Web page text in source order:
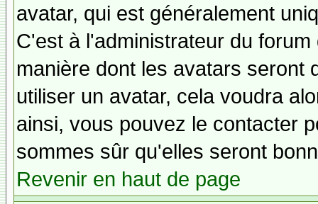
avatar, qui est généralement
C'est à l'administrateur du
manière dont les avatars seront
utiliser un avatar, cela voudra
ainsi, vous pouvez le contacter
sommes sûr qu'elles seront
Revenir en haut de page